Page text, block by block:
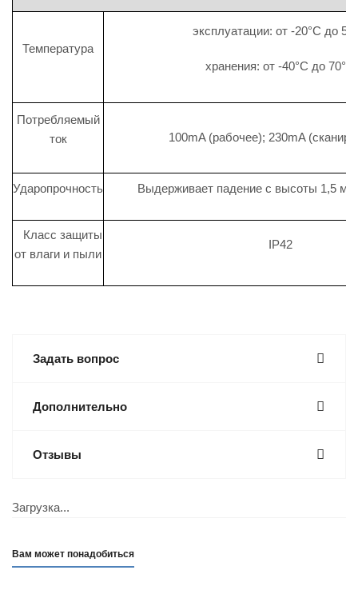
Температура
эксплуатации: от -20°C до
хранения: от -40°C до 70°C
Потребляемый
ток
100mA (рабочее); 230mA
Ударопрочность Выдерживает падение с высоты 1,5
Класс защиты
от влаги и пыли
IP42
Задать вопрос
Дополнительно
Отзывы
Загрузка...
Вам может понадобиться